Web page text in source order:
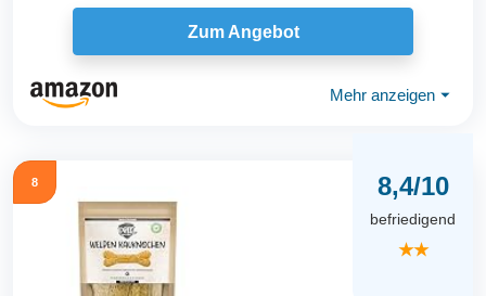
Zum Angebot
Mehr anzeigen ⏷
8 8,4/10
befriedigend
★★